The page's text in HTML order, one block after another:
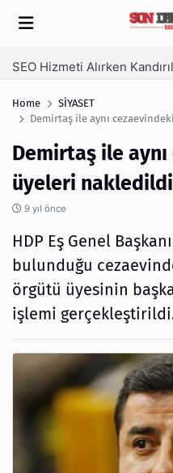
Home
SİYASET
Demirtaş ile aynı
Demirtaş ile
üyeleri nakledildi
9 yıl önce
HDP Eş Genel
bulunduğu
örgütü üyesinin
işlemi